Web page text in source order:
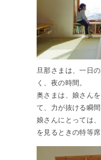
旦那さまは、一日
く、夜の時間。
奥さまは、娘さん
て、力が抜ける瞬間
娘さんにとっては
を見るときの特等